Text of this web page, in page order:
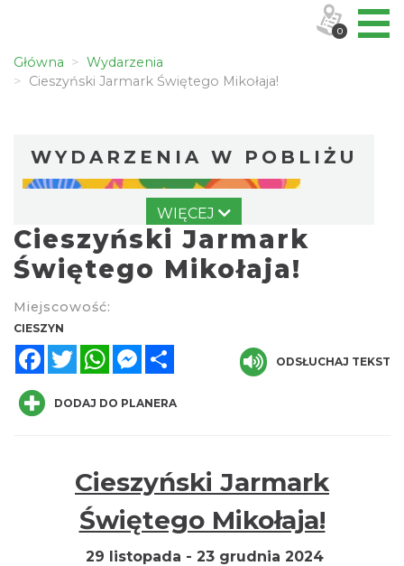
Główna
Wydarzenia
Cieszyński Jarmark Świętego Mikołaja!
WYDARZENIA W POBLIŻU
KOCIA SZAJKA FEST 2
Cieszyn
2026-08-21
0.00 km
Wystawa: Z ONDRASZKIEM PRZEZ DEKADY
60-lecie Turystycznego Klubu Kolarskiego
WIĘCEJ
Cieszyński Jarmark
Świętego Mikołaja!
Miejscowość:
CIESZYN
FacebookTwitterWhatsAppMessenger
ODSŁUCHAJ TEKST
DODAJ DO PLANERA
Cieszyński Jarmark
Świętego Mikołaja!
29 listopada - 23 grudnia 2024
0